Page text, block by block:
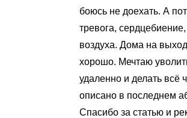
боюсь не доехать. А
тревога, сердцебиение,
воздуха. Дома на
хорошо. Мечтаю
удаленно и делать всё
описано в последнем
Спасибо за статью и